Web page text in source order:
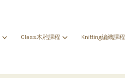
Class木雕課程 Knitting編織課程